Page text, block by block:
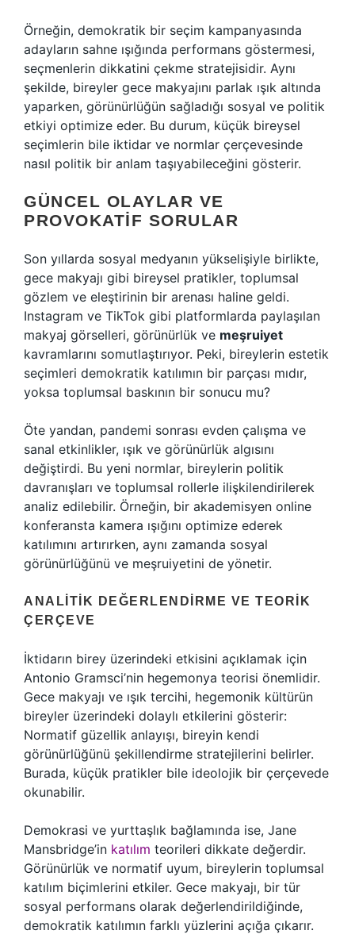
Örneğin, demokratik bir seçim kampanyasında
adayların sahne ışığında performans göstermesi,
seçmenlerin dikkatini çekme stratejisidir. Aynı
şekilde, bireyler gece makyajını parlak ışık altında
yaparken, görünürlüğün sağladığı sosyal ve politik
etkiyi optimize eder. Bu durum, küçük bireysel
seçimlerin bile iktidar ve normlar çerçevesinde
nasıl politik bir anlam taşıyabileceğini gösterir.
GÜNCEL OLAYLAR VE
PROVOKATIF SORULAR
Son yıllarda sosyal medyanın yükselişiyle birlikte,
gece makyajı gibi bireysel pratikler, toplumsal
gözlem ve eleştirinin bir arenası haline geldi.
Instagram ve TikTok gibi platformlarda paylaşılan
makyaj görselleri, görünürlük ve meşruiyet
kavramlarını somutlaştırıyor. Peki, bireylerin estetik
seçimleri demokratik katılımın bir parçası mıdır,
yoksa toplumsal baskının bir sonucu mu?
Öte yandan, pandemi sonrası evden çalışma ve
sanal etkinlikler, ışık ve görünürlük algısını
değiştirdi. Bu yeni normlar, bireylerin politik
davranışları ve toplumsal rollerle ilişkilendirilerek
analiz edilebilir. Örneğin, bir akademisyen online
konferansta kamera ışığını optimize ederek
katılımını artırırken, aynı zamanda sosyal
görünürlüğünü ve meşruiyetini de yönetir.
ANALITIK DEĞERLENDIRME VE TEORIK
ÇERÇEVE
İktidarın birey üzerindeki etkisini açıklamak için
Antonio Gramsci’nin hegemonya teorisi önemlidir.
Gece makyajı ve ışık tercihi, hegemonik kültürün
bireyler üzerindeki dolaylı etkilerini gösterir:
Normatif güzellik anlayışı, bireyin kendi
görünürlüğünü şekillendirme stratejilerini belirler.
Burada, küçük pratikler bile ideolojik bir çerçevede
okunabilir.
Demokrasi ve yurttaşlık bağlamında ise, Jane
Mansbridge’in katılım teorileri dikkate değerdir.
Görünürlük ve normatif uyum, bireylerin toplumsal
katılım biçimlerini etkiler. Gece makyajı, bir tür
sosyal performans olarak değerlendirildiğinde,
demokratik katılımın farklı yüzlerini açığa çıkarır.